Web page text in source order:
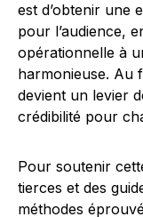
est d’obtenir une
pour l’audience,
opérationnelle à
harmonieuse. Au
devient un levier
crédibilité pour
Pour soutenir
tierces et des
méthodes